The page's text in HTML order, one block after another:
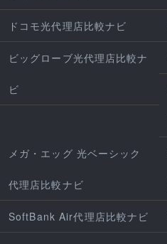
ドコモ光代理店比較ナビ
ビッグローブ光代理店比較ナ
ビ
メガ・エッグ 光ベーシック
代理店比較ナビ
SoftBank Air代理店比較ナビ